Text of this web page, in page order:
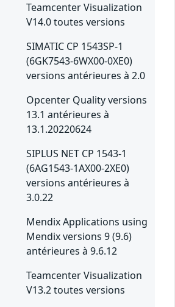
Teamcenter Visualization
V14.0 toutes versions
SIMATIC CP 1543SP-1
(6GK7543-6WX00-0XE0)
versions antérieures à 2.0
Opcenter Quality versions
13.1 antérieures à
13.1.20220624
SIPLUS NET CP 1543-1
(6AG1543-1AX00-2XE0)
versions antérieures à
3.0.22
Mendix Applications using
Mendix versions 9 (9.6)
antérieures à 9.6.12
Teamcenter Visualization
V13.2 toutes versions